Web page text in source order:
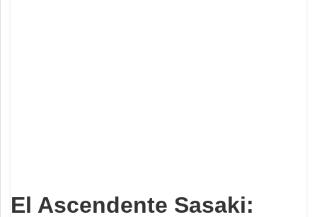
El Ascendente Sasaki: